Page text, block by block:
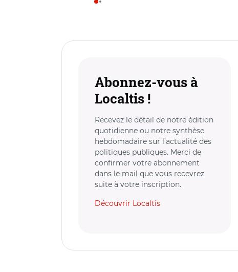
Abonnez-vous à
Localtis !
Recevez le détail de notre édition
quotidienne ou notre synthèse
hebdomadaire sur l’actualité des
politiques publiques. Merci de
confirmer votre abonnement
dans le mail que vous recevrez
suite à votre inscription.
Découvrir Localtis